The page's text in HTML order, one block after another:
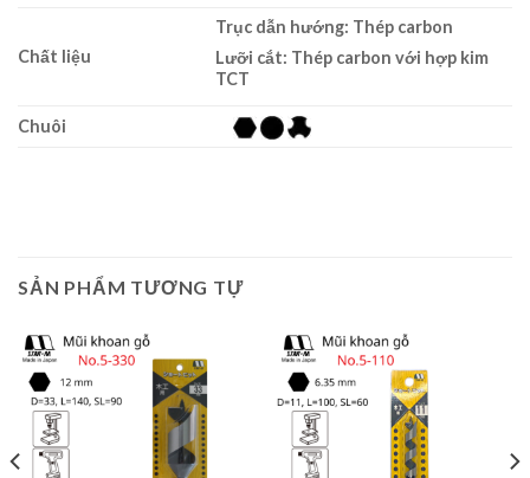
Chất liệu
Trục dẫn hướng: Thép carbon
Lưỡi cắt: Thép carbon với hợp kim
TCT
Chuôi
SẢN PHẨM TƯƠNG TỰ